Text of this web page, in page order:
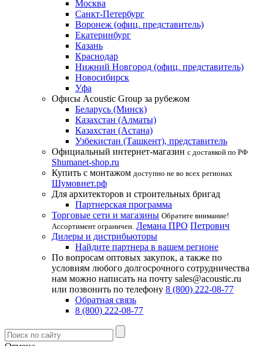
Москва
Санкт-Петербург
Воронеж (офиц. представитель)
Екатеринбург
Казань
Краснодар
Нижний Новгород (офиц. представитель)
Новосибирск
Уфа
Офисы Acoustic Group за рубежом
Беларусь (Минск)
Казахстан (Алматы)
Казахстан (Астана)
Узбекистан (Ташкент), представитель
Официальный интернет-магазин с доставкой по РФ
Shumanet-shop.ru
Купить с монтажом доступно не во всех регионах
Шумовнет.рф
Для архитекторов и строительных бригад
Партнерская программа
Торговые сети и магазины Обратите внимание!
Ассортимент ограничен. Лемана ПРО Петрович
Дилеры и дистрибьюторы
Найдите партнера в вашем регионе
По вопросам оптовых закупок, а также по
условиям любого долгосрочного сотрудничества
нам можно написать на почту sales@acoustic.ru
или позвонить по телефону 8 (800) 222-08-77
Обратная связь
8 (800) 222-08-77